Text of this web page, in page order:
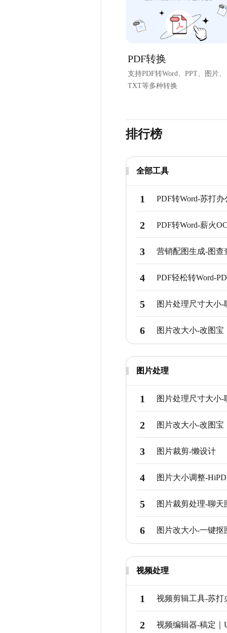
PDF转换
支持PDF转Word、PPT、图片、
TXT等多种转换
排行榜
全部工具
1 PDF转Word-苏打办
2 PDF转Word-薪火
3 营销配图生成-图查
4 PDF轻松转Word-
5 图片处理尺寸大小-
6 图片改大小-改图宝
图片处理
1 图片处理尺寸大小-
2 图片改大小-改图宝
3 图片裁剪-懒设计
4 图片大小调整-
5 图片裁剪处理-聊天
6 图片改大小-一键抠
视频处理
1 视频剪辑工具-苏打
2 视频编辑器-稿定｜